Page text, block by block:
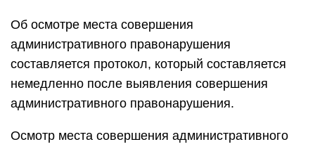
Об осмотре места совершения
административного правонарушения
составляется протокол, который составляется
немедленно после выявления совершения
административного правонарушения.
Осмотр места совершения административного